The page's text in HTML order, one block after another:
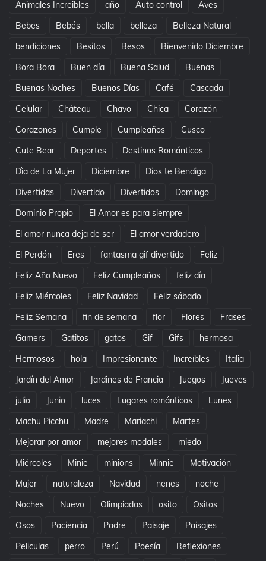
Animales Increibles año Auto control
Aves
Bebes
Bebés bella belleza
Belleza Natural
bendiciones
Besitos Besos
Bienvenido Diciembre
Bora Bora
Buen día Buena Salud
Buenas
Buenas Noches
Buenos Días Café
Cascada
Celular
Cháteau Chavo Chica
Corazón
Corazones
Cumple Cumpleaños
Cusco
Cute Bear
Deportes
Destinos Románticos
Dìa de La Mujer
Diciembre
Dios te Bendiga
Divertidas
Divertido Divertidos
Domingo
Dominio Propio
El Amor es para siempre
El amor nunca deja de ser
El amor verdadero
El Perdón
Eres fantasma gif divertido
Feliz
Feliz Año Nuevo
Feliz Cumpleaños
feliz día
Feliz Miércoles
Feliz Navidad
Feliz sábado
Feliz Semana
fin de semana flor Flores
Frases
Gamers
Gatitos gatos Gif Gifs
hermosa
Hermosos
hola Impresionante Increíbles
Italia
Jardín del Amor
Jardines de Francia Juegos
Jueves
julio
Junio luces Lugares románticos
Lunes
Machu Picchu
Madre Mariachi
Martes
Mejorar por amor
mejores modales
miedo
Miércoles
Minie minions Minnie
Motivación
Mujer
naturaleza Navidad nenes
noche
Noches
Nuevo Olimpiadas osito
Ositos
Osos
Paciencia Padre Paisaje
Paisajes
Peliculas
perro Perú Poesía
Reflexiones